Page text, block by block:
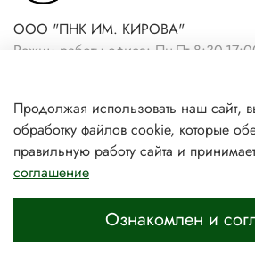
ООО "ПНК ИМ. КИРОВА"
Режим работы офиса: Пн-Пт 8:30-
магазин)
+7(931) 239-81-06
магазин)
Продолжая использовать наш сайт,
обработку файлов cookie, которые
правильную работу сайта и
соглашение
Ознакомлен и